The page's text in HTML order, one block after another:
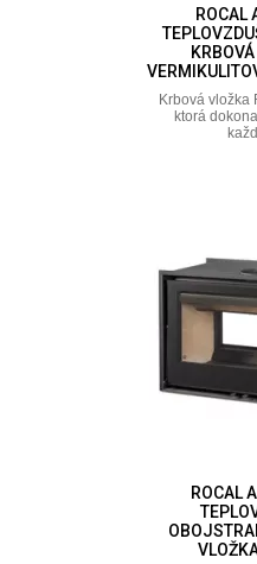
ROCAL
Krbová vložka
ktorá
ROCAL